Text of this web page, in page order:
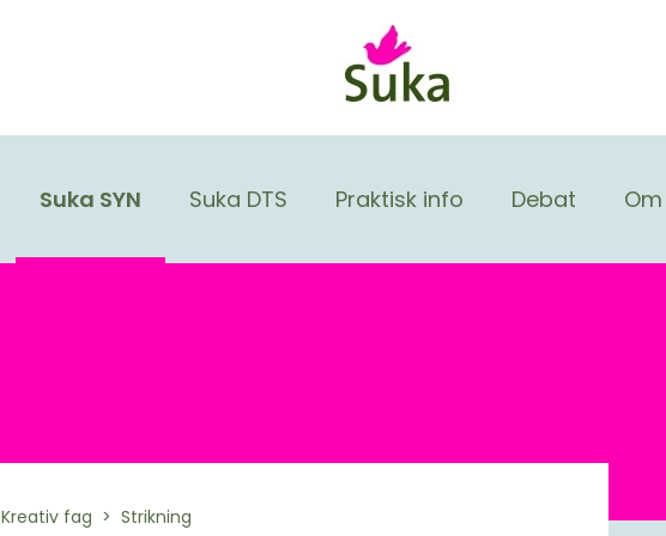
Suka SYN Suka DTS Praktisk info Debat
Kreativ fag Strikning